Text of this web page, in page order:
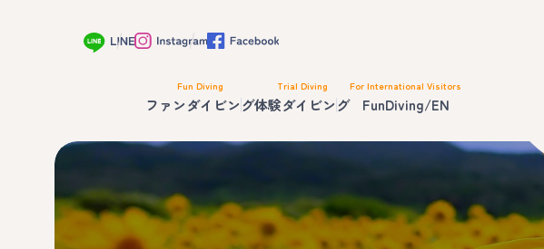
Fun Diving
ファンダイビング
Trial Diving
体験ダイビング
For International Visitors
FunDiving/EN